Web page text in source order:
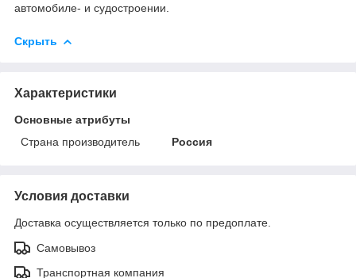
автомобиле- и судостроении.
Скрыть
Характеристики
Основные атрибуты
Страна производитель
Россия
Условия доставки
Доставка осуществляется только по предоплате.
Самовывоз
Транспортная компания